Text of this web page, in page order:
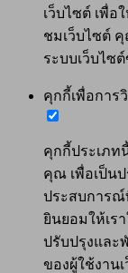
เว็บไซต์ เพื่อ
ชมเว็บไซต์
ระบบเว็บไซ
คุกกี้เพื่อการ
คุกกี้ประเภท
คุณ เพื่อเป็น
ประสบการณ์
ยินยอมให้เร
ปรับปรุงและ
ของผู้ใช้งาน